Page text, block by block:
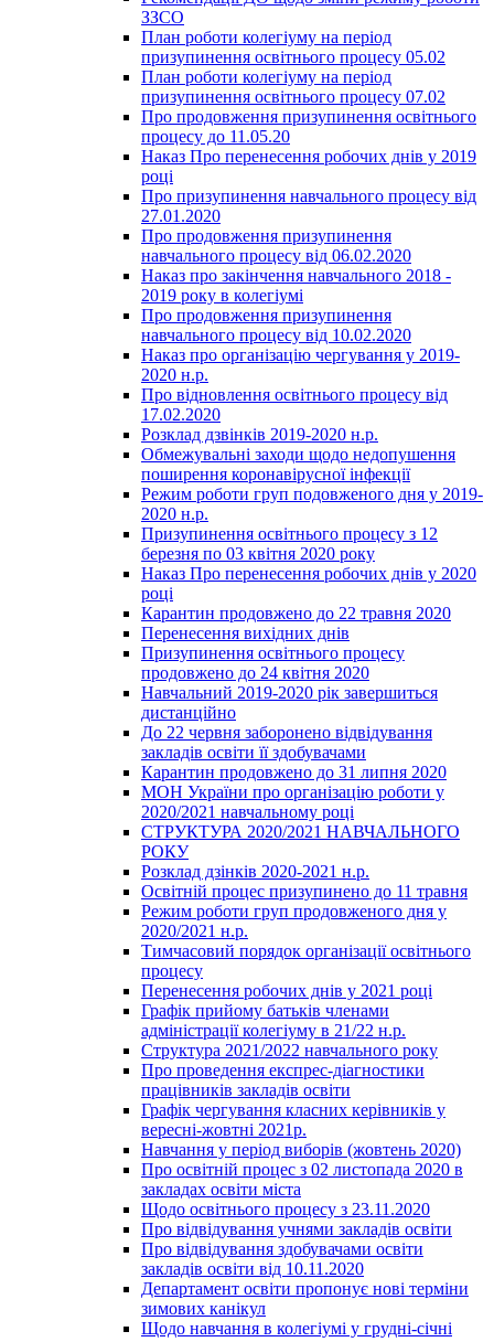
ЗЗСО
План роботи колегіуму на період
призупинення освітнього процесу 05.02
План роботи колегіуму на період
призупинення освітнього процесу 07.02
Про продовження призупинення освітнього
процесу до 11.05.20
Наказ Про перенесення робочих днів у 2019
році
Про призупинення навчального процесу від
27.01.2020
Про продовження призупинення
навчального процесу від 06.02.2020
Наказ про закінчення навчального 2018 -
2019 року в колегіумі
Про продовження призупинення
навчального процесу від 10.02.2020
Наказ про організацію чергування у 2019-
2020 н.р.
Про відновлення освітнього процесу від
17.02.2020
Розклад дзвінків 2019-2020 н.р.
Обмежувальні заходи щодо недопушення
поширення коронавірусної інфекції
Режим роботи груп подовженого дня у 2019-
2020 н.р.
Призупинення освітнього процесу з 12
березня по 03 квітня 2020 року
Наказ Про перенесення робочих днів у 2020
році
Карантин продовжено до 22 травня 2020
Перенесення вихідних днів
Призупинення освітнього процесу
продовжено до 24 квітня 2020
Навчальний 2019-2020 рік завершиться
дистанційно
До 22 червня заборонено відвідування
закладів освіти її здобувачами
Карантин продовжено до 31 липня 2020
МОН України про організацію роботи у
2020/2021 навчальному році
СТРУКТУРА 2020/2021 НАВЧАЛЬНОГО
РОКУ
Розклад дзінків 2020-2021 н.р.
Освітній процес призупинено до 11 травня
Режим роботи груп продовженого дня у
2020/2021 н.р.
Тимчасовий порядок організації освітнього
процесу
Перенесення робочих днів у 2021 році
Графік прийому батьків членами
адміністрації колегіуму в 21/22 н.р.
Структура 2021/2022 навчального року
Про проведення експрес-діагностики
працівників закладів освіти
Графік чергування класних керівників у
вересні-жовтні 2021р.
Навчання у період виборів (жовтень 2020)
Про освітній процес з 02 листопада 2020 в
закладах освіти міста
Щодо освітнього процесу з 23.11.2020
Про відвідування учнями закладів освіти
Про відвідування здобувачами освіти
закладів освіти від 10.11.2020
Департамент освіти пропонує нові терміни
зимових канікул
Щодо навчання в колегіумі у грудні-січні